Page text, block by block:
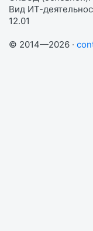
Вид ИТ-
12.01
© 2014—2026 ·